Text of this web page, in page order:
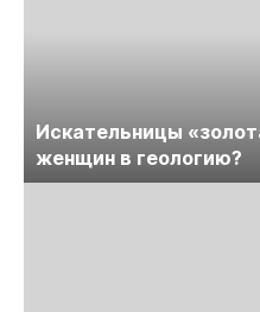
Искательницы
женщин в геологию?